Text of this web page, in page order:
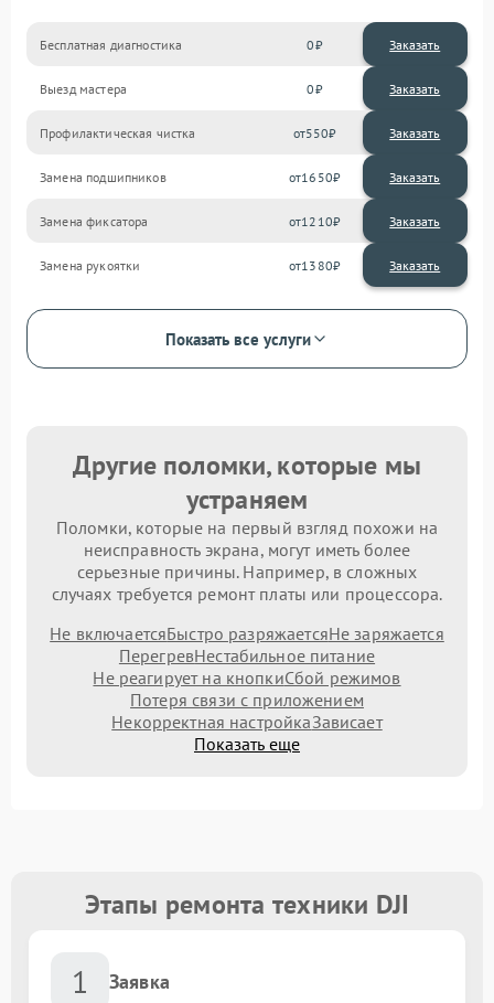
Бесплатная диагностика 0 Заказать
Выезд мастера 0 Заказать
Профилактическая чистка 550
Замена подшипников 1650
Замена фиксатора 1210
Замена рукоятки 1380
Показать все услуги
Другие поломки, которые мы
устраняем
Поломки, которые на первый взгляд похожи на
неисправность экрана, могут иметь более
серьезные причины. Например, в сложных
случаях требуется ремонт платы или процессора.
Не включаетсяБыстро разряжаетсяНе заряжается
ПерегревНестабильное питание
Не реагирует на кнопкиСбой режимов
Потеря связи с приложением
Некорректная настройкаЗависает
Показать еще
Этапы ремонта техники DJI
1 Заявка